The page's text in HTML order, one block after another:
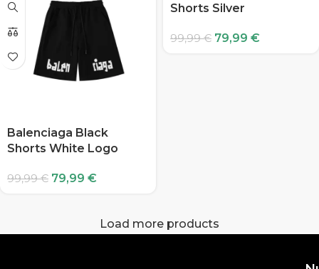
Balenciaga Black
Shorts White Logo
99,99€ 79,99 €
Shorts Silver
99,99€ 79,99 €
Load more products